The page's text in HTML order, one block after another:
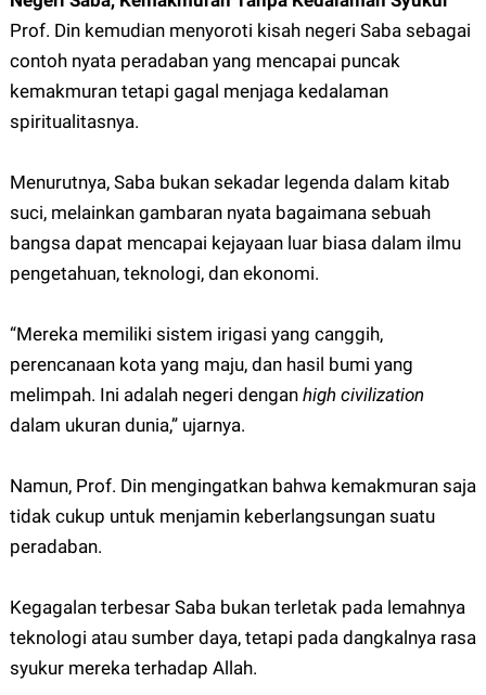
Prof. Din kemudian menyoroti kisah negeri Saba sebagai
contoh nyata peradaban yang mencapai puncak
kemakmuran tetapi gagal menjaga kedalaman
spiritualitasnya.
Menurutnya, Saba bukan sekadar legenda dalam kitab
suci, melainkan gambaran nyata bagaimana sebuah
bangsa dapat mencapai kejayaan luar biasa dalam ilmu
pengetahuan, teknologi, dan ekonomi.
“Mereka memiliki sistem irigasi yang canggih,
perencanaan kota yang maju, dan hasil bumi yang
melimpah. Ini adalah negeri dengan high civilization
dalam ukuran dunia,” ujarnya.
Namun, Prof. Din mengingatkan bahwa kemakmuran saja
tidak cukup untuk menjamin keberlangsungan suatu
peradaban.
Kegagalan terbesar Saba bukan terletak pada lemahnya
teknologi atau sumber daya, tetapi pada dangkalnya rasa
syukur mereka terhadap Allah.